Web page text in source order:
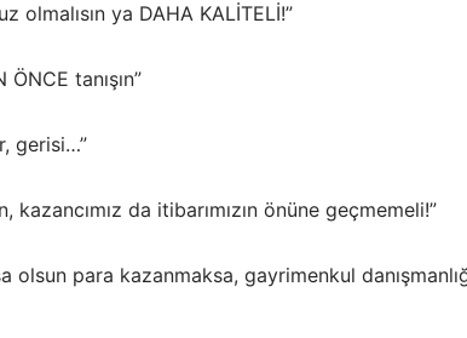
olmalısın ya DAHA KALİTELİ!”
tanışın”
gerisi…”
kazancımız da itibarımızın önüne geçmemeli!”
olsun para kazanmaksa, gayrimenkul